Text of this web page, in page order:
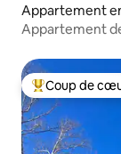
Appartement
Appartement
Coups de cœur
Coup de